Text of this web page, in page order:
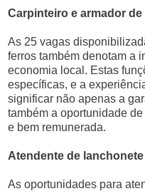
Carpinteiro e armador
As 25 vagas
ferros também denotam a
economia local. Estas
específicas, e a
significar não apenas a
também a oportunidade
e bem remunerada.
Atendente de
As oportunidades para